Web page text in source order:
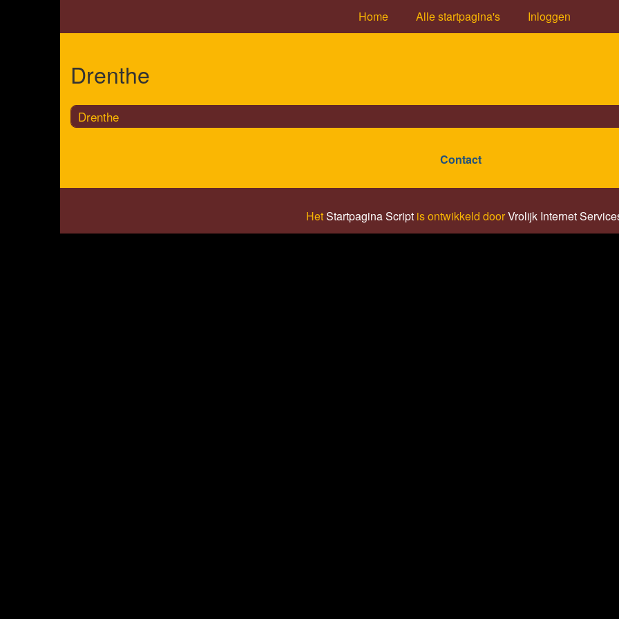
Home Alle startpagina's Inloggen
Drenthe
Drenthe
Contact
HetStartpagina Script is ontwikkeld doorVrolijk Internet